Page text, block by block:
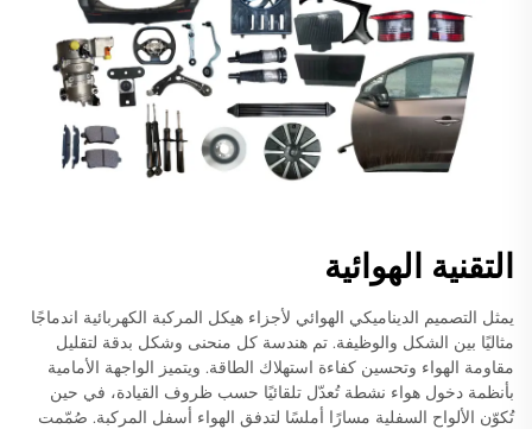
التقنية الهوائية
يمثل التصميم الديناميكي الهوائي لأجزاء هيكل المركبة الكهربائية اندماجًا
مثاليًا بين الشكل والوظيفة. تم هندسة كل منحنى وشكل بدقة لتقليل
مقاومة الهواء وتحسين كفاءة استهلاك الطاقة. ويتميز الواجهة الأمامية
بأنظمة دخول هواء نشطة تُعدّل تلقائيًا حسب ظروف القيادة، في حين
تُكوّن الألواح السفلية مسارًا أملسًا لتدفق الهواء أسفل المركبة. صُمّمت